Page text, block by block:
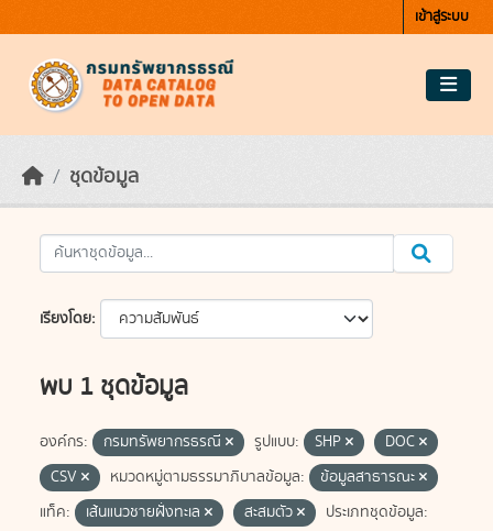
เข้าสู่ระบบ
ชุดข้อมูล
เรียงโดย
พบ 1 ชุดข้อมูล
องค์กร: กรมทรัพยากรธรณี รูปแบบ: SHP
DOC
CSV
หมวดหมู่ตามธรรมาภิบาลข้อมูล:
ข้อมูลสาธารณะ
แท็ค:
เส้นแนวชายฝั่งทะเล สะสมตัว
ประเภทชุดข้อมูล: